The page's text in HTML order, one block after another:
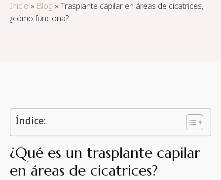
Inicio » Blog » Trasplante capilar en áreas de cicatrices,
¿cómo funciona?
Índice:
¿Qué es un trasplante capilar
en áreas de cicatrices?